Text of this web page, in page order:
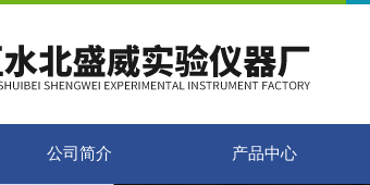
公司简介 产品中心